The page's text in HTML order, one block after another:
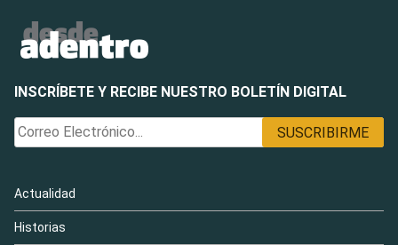
INSCRÍBETE Y RECIBE NUESTRO BOLETÍN DIGITAL
Actualidad
Historias